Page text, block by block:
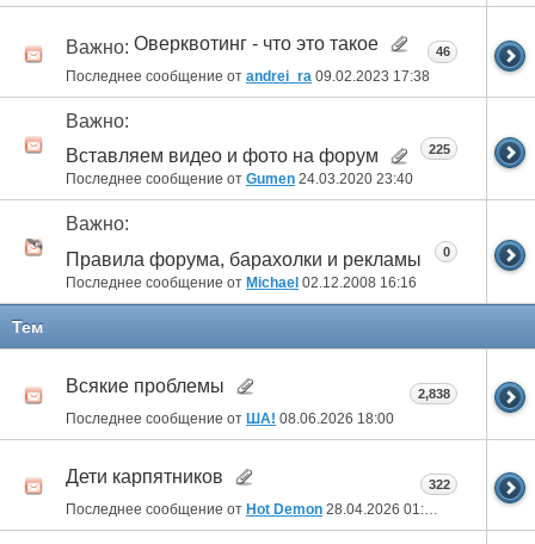
Важно: Оверквотинг - что это такое
Последнее сообщение от andrei_ra 09.02.2023 17:38
46
Важно:
Вставляем видео и фото на форум
Последнее сообщение от Gumen 24.03.2020 23:40
225
Важно:
Правила форума, барахолки и рекламы
Последнее сообщение от Michael 02.12.2008 16:16
0
Тем
Всякие проблемы
Последнее сообщение от ША! 08.06.2026 18:00
2,838
Дети карпятников
Последнее сообщение от Hot Demon 28.04.2026 01:17
322